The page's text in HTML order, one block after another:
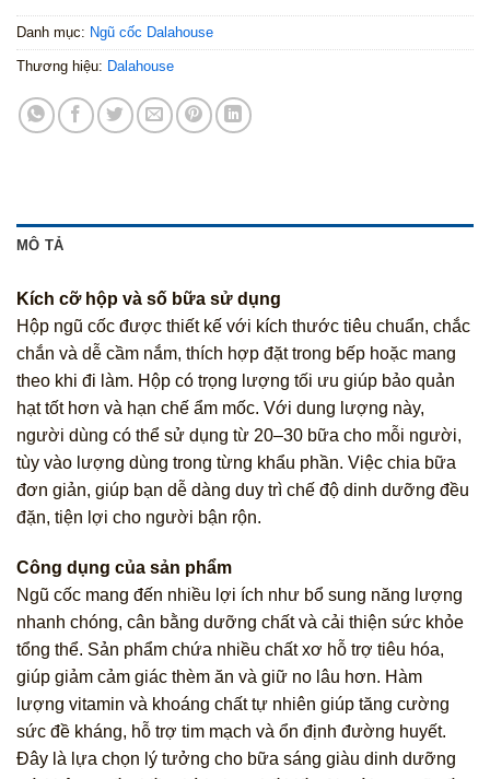
Danh mục: Ngũ cốc Dalahouse
Thương hiệu: Dalahouse
MÔ TẢ
Kích cỡ hộp và số bữa sử dụng
Hộp ngũ cốc được thiết kế với kích thước tiêu chuẩn, chắc
chắn và dễ cầm nắm, thích hợp đặt trong bếp hoặc mang
theo khi đi làm. Hộp có trọng lượng tối ưu giúp bảo quản
hạt tốt hơn và hạn chế ẩm mốc. Với dung lượng này,
người dùng có thể sử dụng từ 20–30 bữa cho mỗi người,
tùy vào lượng dùng trong từng khẩu phần. Việc chia bữa
đơn giản, giúp bạn dễ dàng duy trì chế độ dinh dưỡng đều
đặn, tiện lợi cho người bận rộn.
Công dụng của sản phẩm
Ngũ cốc mang đến nhiều lợi ích như bổ sung năng lượng
nhanh chóng, cân bằng dưỡng chất và cải thiện sức khỏe
tổng thể. Sản phẩm chứa nhiều chất xơ hỗ trợ tiêu hóa,
giúp giảm cảm giác thèm ăn và giữ no lâu hơn. Hàm
lượng vitamin và khoáng chất tự nhiên giúp tăng cường
sức đề kháng, hỗ trợ tim mạch và ổn định đường huyết.
Đây là lựa chọn lý tưởng cho bữa sáng giàu dinh dưỡng